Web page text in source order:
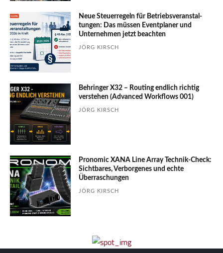
Neue Steuerregeln für Betriebs­ver­an­stal­
tungen: Das müssen Event­planer und
Unter­nehmen jetzt beachten
JÖRG KIRSCH
Behringer X32 – Routing endlich richtig
verstehen (Advanced Workflows 001)
JÖRG KIRSCH
Pronomic XANA Line Array Technik-Check:
Sichtbares, Verborgenes und echte
Überraschungen
JÖRG KIRSCH